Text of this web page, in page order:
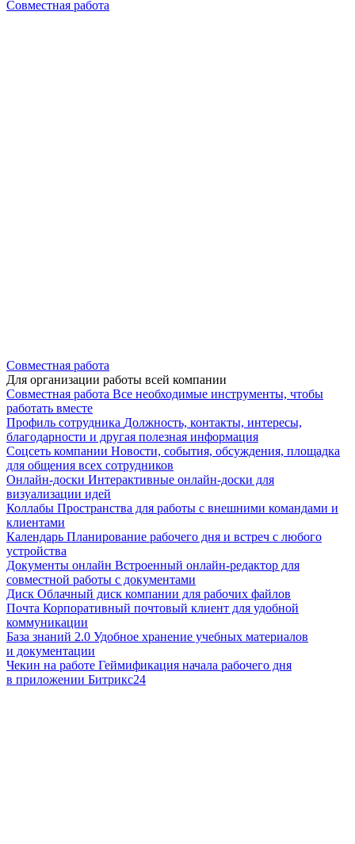
Совместная работа
Совместная работа
Для организации работы всей компании
Совместная работа Все необходимые инструменты, чтобы
работать вместе
Профиль сотрудника Должность, контакты, интересы,
благодарности и другая полезная информация
Соцсеть компании Новости, события, обсуждения, площадка
для общения всех сотрудников
Онлайн-доски Интерактивные онлайн-доски для
визуализации идей
Коллабы Пространства для работы с внешними командами и
клиентами
Календарь Планирование рабочего дня и встреч с любого
устройства
Документы онлайн Встроенный онлайн-редактор для
совместной работы с документами
Диск Облачный диск компании для рабочих файлов
Почта Корпоративный почтовый клиент для удобной
коммуникации
База знаний 2.0 Удобное хранение учебных материалов
и документации
Чекин на работе Геймификация начала рабочего дня
в приложении Битрикс24